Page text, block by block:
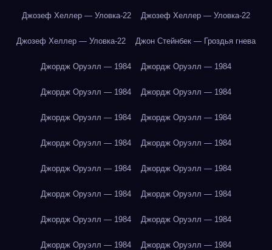
Джозеф Хеллер — Уловка-22 Джозеф Хеллер — Уловка-22
Джозеф Хеллер — Уловка-22 Джон Стейнбек — Гроздья гнева
Джордж Оруэлл — 1984 Джордж Оруэлл — 1984
Джордж Оруэлл — 1984 Джордж Оруэлл — 1984
Джордж Оруэлл — 1984 Джордж Оруэлл — 1984
Джордж Оруэлл — 1984 Джордж Оруэлл — 1984
Джордж Оруэлл — 1984 Джордж Оруэлл — 1984
Джордж Оруэлл — 1984 Джордж Оруэлл — 1984
Джордж Оруэлл — 1984 Джордж Оруэлл — 1984
Джордж Оруэлл — 1984 Джордж Оруэлл — 1984